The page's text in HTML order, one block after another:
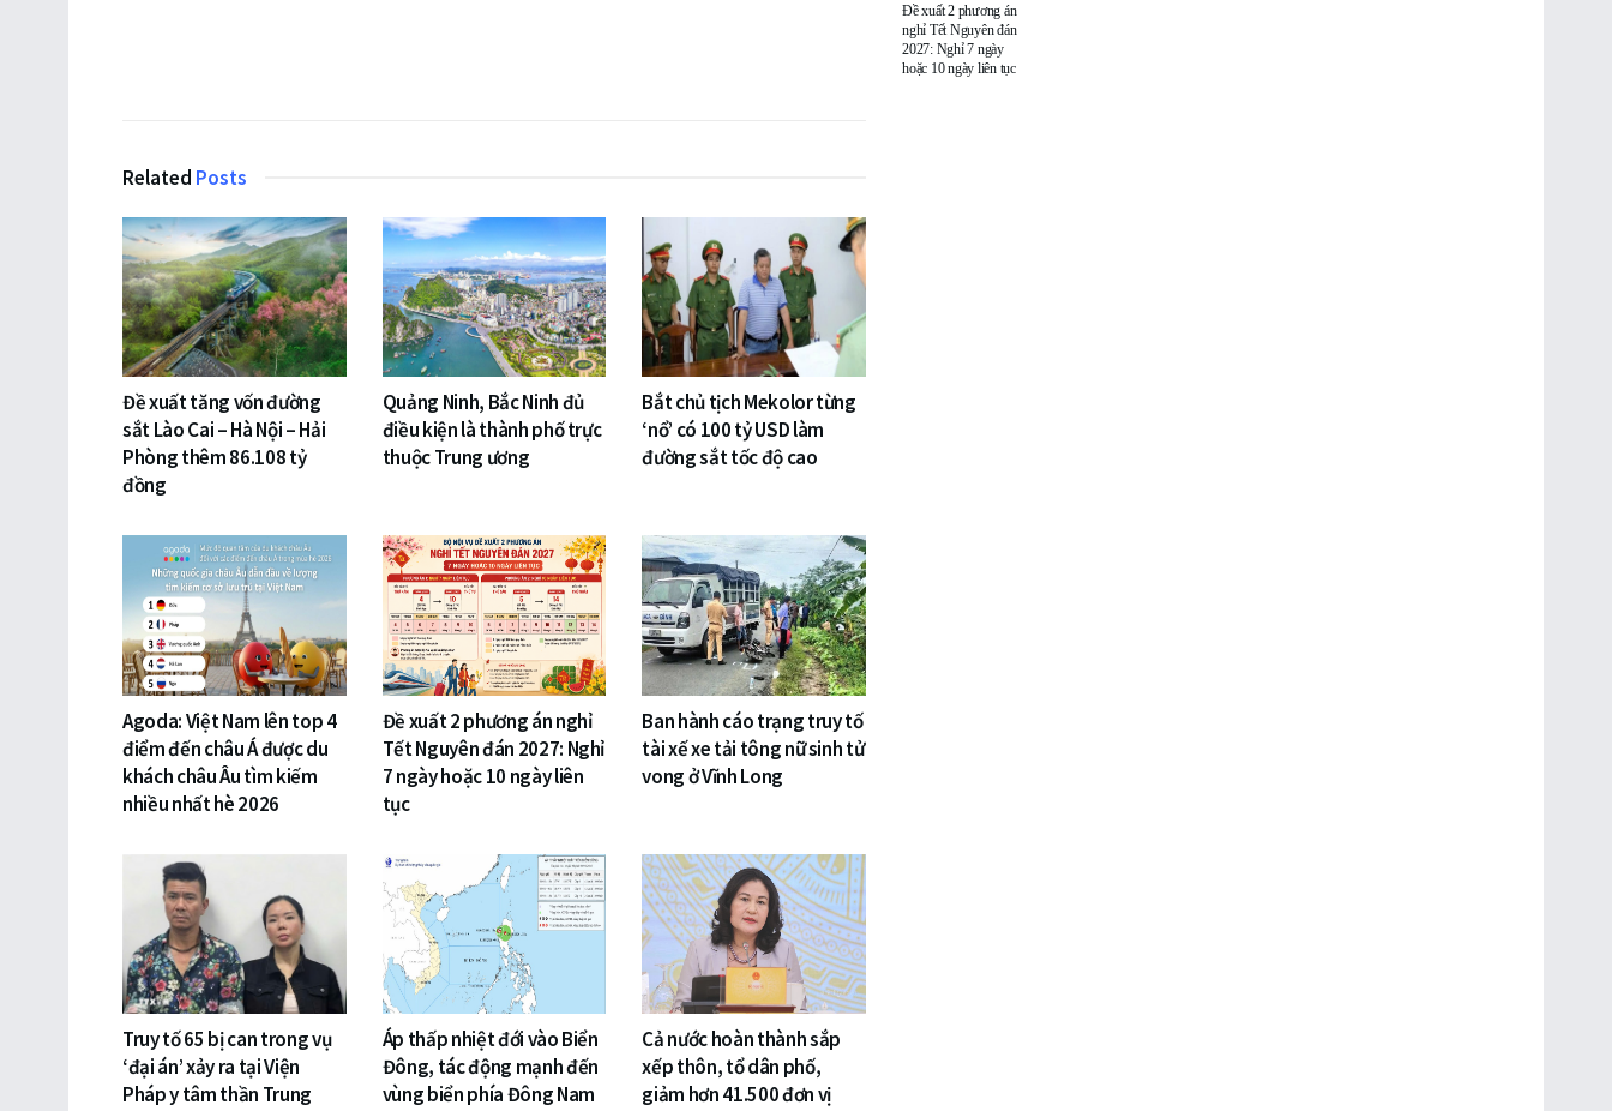
Related Posts
Đề xuất tăng vốn đường
sắt Lào Cai – Hà Nội – Hải
Phòng thêm 86.108 tỷ
đồng
Quảng Ninh, Bắc Ninh đủ
điều kiện là thành phố trực
thuộc Trung ương
Bắt chủ tịch Mekolor từng
‘nổ’ có 100 tỷ USD làm
đường sắt tốc độ cao
Agoda: Việt Nam lên top 4
điểm đến châu Á được du
khách châu Âu tìm kiếm
nhiều nhất hè 2026
Đề xuất 2 phương án nghỉ
Tết Nguyên đán 2027: Nghỉ
7 ngày hoặc 10 ngày liên
tục
Ban hành cáo trạng truy tố
tài xế xe tải tông nữ sinh tử
vong ở Vĩnh Long
Truy tố 65 bị can trong vụ
‘đại án’ xảy ra tại Viện
Pháp y tâm thần Trung
Áp thấp nhiệt đới vào Biển
Đông, tác động mạnh đến
vùng biển phía Đông Nam
Cả nước hoàn thành sắp
xếp thôn, tổ dân phố,
giảm hơn 41.500 đơn vị
Đề xuất 2 phương án
nghỉ Tết Nguyên đán
2027: Nghỉ 7 ngày
hoặc 10 ngày liên tục